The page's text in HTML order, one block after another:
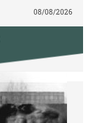
08/08/2026